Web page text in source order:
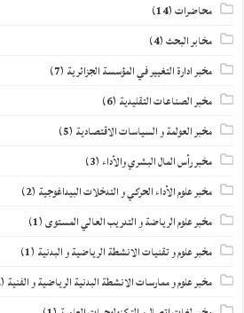
محاضرات(14)
مخابر البحث(4)
مخبر ادارة التغيير في المؤسسة الجزائرية (7)
مخبر الصناعات التقليدية (6)
مخبر العولمة و السياسات الاقتصادية (5)
مخبر رأس المال البشري والأداء(3)
مخبر علوم الأداء الحركي و التدخلات البيداغوجية (2)
مخبر علوم الرياضة و التدريب العالي المستوى(1)
مخبر علوم و تقنيات الانشطة الرياضية و البدنية (1)
مخبر علوم و ممارسات الانشطة البدنية الرياضية و الفنية (2)